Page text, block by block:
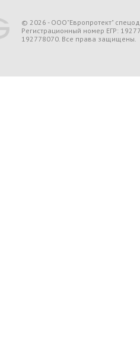
© 2026 - ООО"Европротект"
Регистрационный номер ЕГР:
192778070. Все права защищены.